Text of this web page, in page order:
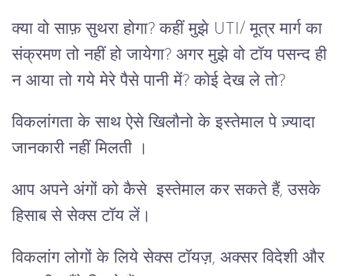
क्या वो साफ़ सुथरा होगा? कहीं मुझे UTI/ मूत्र मार्ग का
संक्रमण तो नहीं हो जायेगा? अगर मुझे वो टॉय पसन्द ही
न आया तो गये मेरे पैसे पानी में? कोई देख ले तो?
विकलांगता के साथ ऐसे खिलौनो के इस्तेमाल पे ज़्यादा
जानकारी नहीं मिलती ।
आप अपने अंगों को कैसे इस्तेमाल कर सकते हैं, उसके
हिसाब से सेक्स टॉय लें।
विकलांग लोगों के लिये सेक्स टॉयज़, अक्सर विदेशी और